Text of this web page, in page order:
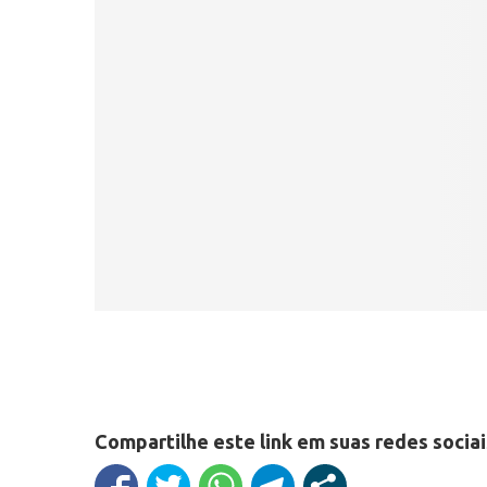
Compartilhe este link em suas redes